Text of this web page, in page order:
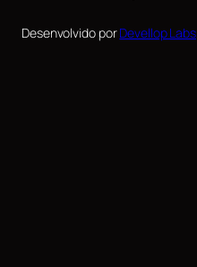
Desenvolvido porDevellop Labs